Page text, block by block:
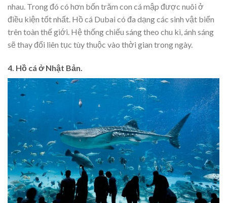
nhau. Trong đó có hơn bốn trăm con cá mập được nuôi ở
điều kiện tốt nhất. Hồ cá Dubai có đa dạng các sinh vật biển
trên toàn thế giới. Hệ thống chiếu sáng theo chu kì, ánh sáng
sẽ thay đổi liên tục tùy thuộc vào thời gian trong ngày.
4. Hồ cá ở Nhật Bản.